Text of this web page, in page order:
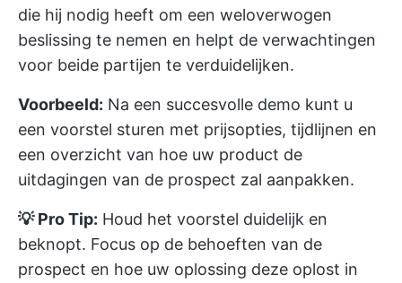
die hij nodig heeft om een weloverwogen
beslissing te nemen en helpt de verwachtingen
voor beide partijen te verduidelijken.
Voorbeeld: Na een succesvolle demo kunt u
een voorstel sturen met prijsopties, tijdlijnen en
een overzicht van hoe uw product de
uitdagingen van de prospect zal aanpakken.
💡 Pro Tip: Houd het voorstel duidelijk en
beknopt. Focus op de behoeften van de
prospect en hoe uw oplossing deze oplost in